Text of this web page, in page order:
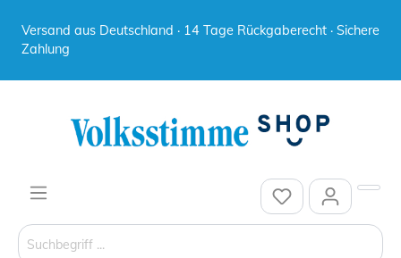
Versand aus Deutschland · 14 Tage Rückgaberecht · Sichere
Zahlung